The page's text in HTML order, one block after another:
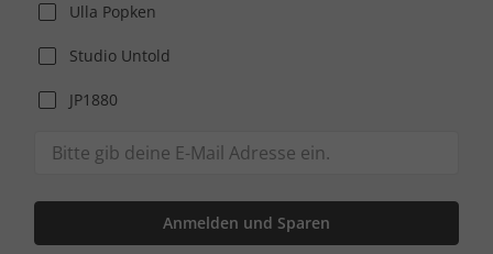
Ulla Popken
Studio Untold
JP1880
Anmelden und Sparen